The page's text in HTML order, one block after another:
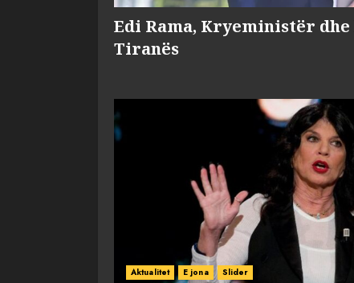
Edi Rama, Kryeministër
Tiranës
Aktualitet E jona Slider